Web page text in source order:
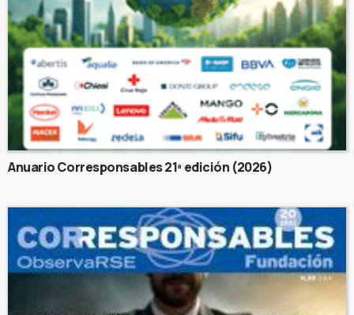
Anuario Corresponsables 21ª edición (2026)